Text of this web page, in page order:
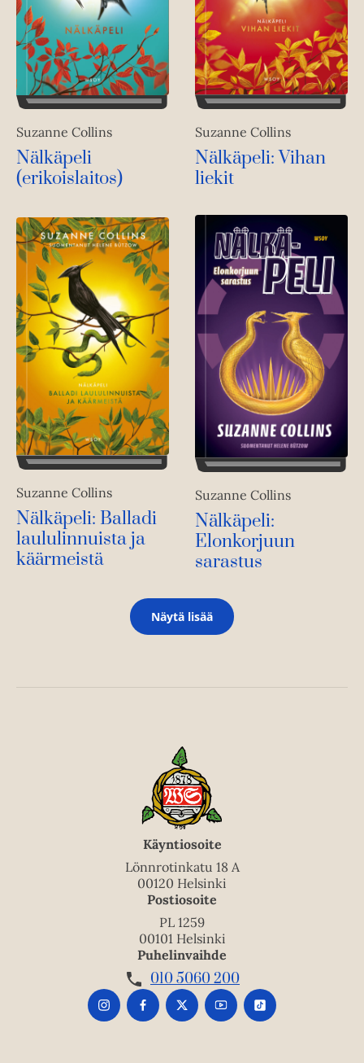
Suzanne Collins
Nälkäpeli
(erikoislaitos)
Suzanne Collins
Nälkäpeli: Vihan
liekit
Suzanne Collins
Nälkäpeli: Balladi
laululinnuista ja
käärmeistä
Suzanne Collins
Nälkäpeli:
Elonkorjuun
sarastus
Näytä lisää
Käyntiosoite
Lönnrotinkatu 18 A
00120 Helsinki
Postiosoite
PL 1259
00101 Helsinki
Puhelinvaihde
010 5060 200